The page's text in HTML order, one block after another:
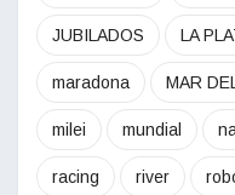
JUBILADOS LA
maradona MAR
milei mundial
racing river